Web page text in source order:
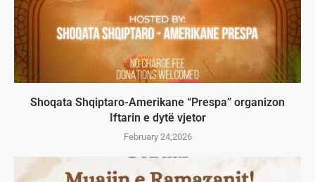
Shoqata Shqiptaro-Amerikane “Prespa” organizon
Iftarin e dytë vjetor
February 24,2026